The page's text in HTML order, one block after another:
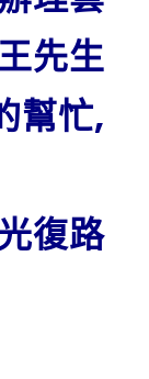
先生
幫忙,
復路